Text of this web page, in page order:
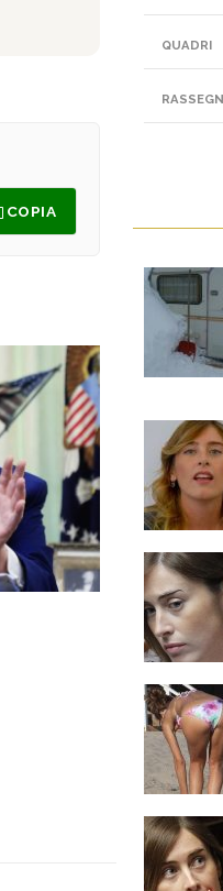
COPIA
IL MIO BLOG
Governo
22 MAGGIO
QUADRI